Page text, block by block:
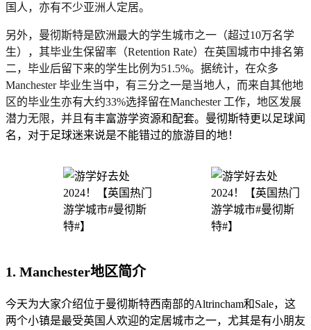
国人，亦有不少亚洲人定居。
另外，曼彻斯特是欧洲最大的学生城市之一（超过10万名学
生），其毕业生保留率（Retention Rate）在英国城市中排名第
二，毕业后留下来的学生比例为51.5%。据统计，在众多
Manchester 毕业生当中，有三分之一是当地人，而来自其他地
区的毕业生亦有大约33%选择留在Manchester 工作，地区发展
潜力无限，并且 有丰富游学资源和配套。曼彻斯特更以足球闻
名，对于足球迷来说是不能错过的旅游目的地！
1. Manchester地区简介
今天为大家介绍位于曼彻斯特西南部的Altrincham和Sale，这
两个小镇是最受英国人欢迎的定居城市之一，尤其是有小朋友